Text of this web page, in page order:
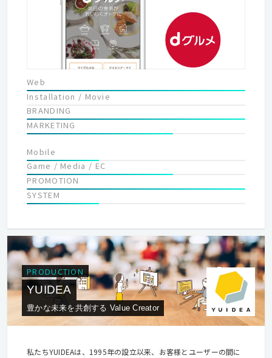
に働く環境を変えていけるような会社にしていくことです。 手探
りですが、世の中の変化に合わせてクーシーも大きく成長してい
いきたいと思います！
Web
Installation / Movie
BRANDING
MARKETING
Mobile
Game / Media / EC
PROMOTION
SYSTEM
PRODUCTION
YUIDEA
豊かな未来を共創する Value Creator
私たちYUIDEAは、1995年の設立以来、お客様とユーザーの間に